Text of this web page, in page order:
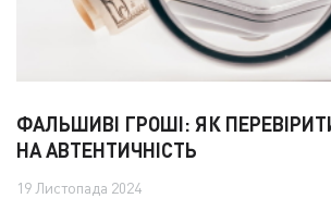
ФАЛЬШИВІ ГРОШІ: ЯК
НА АВТЕНТИЧНІСТЬ
19 Листопада 2024